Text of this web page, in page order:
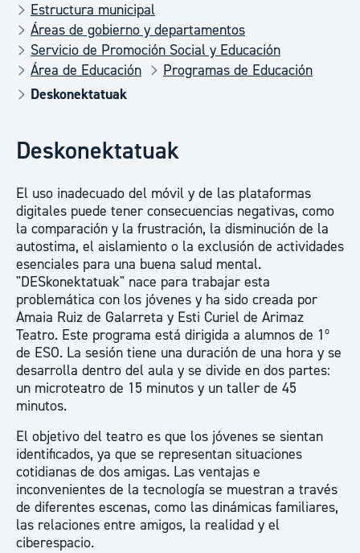
Estructura municipal
Áreas de gobierno y departamentos
Servicio de Promoción Social y Educación
Área de Educación
Programas de Educación
Deskonektatuak
Deskonektatuak
El uso inadecuado del móvil y de las plataformas
digitales puede tener consecuencias negativas, como
la comparación y la frustración, la disminución de la
autostima, el aislamiento o la exclusión de actividades
esenciales para una buena salud mental.
"DESkonektatuak" nace para trabajar esta
problemática con los jóvenes y ha sido creada por
Amaia Ruiz de Galarreta y Esti Curiel de Arimaz
Teatro. Este programa está dirigida a alumnos de 1º
de ESO. La sesión tiene una duración de una hora y se
desarrolla dentro del aula y se divide en dos partes:
un microteatro de 15 minutos y un taller de 45
minutos.
El objetivo del teatro es que los jóvenes se sientan
identificados, ya que se representan situaciones
cotidianas de dos amigas. Las ventajas e
inconvenientes de la tecnología se muestran a través
de diferentes escenas, como las dinámicas familiares,
las relaciones entre amigos, la realidad y el
ciberespacio.